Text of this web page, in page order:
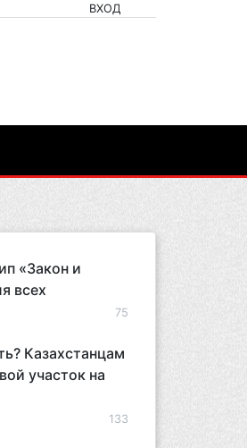
ВХОД
«Закон и
всех
75
Казахстанцам
участок на
133